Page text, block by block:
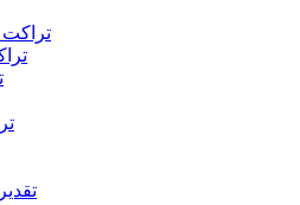
تراکت